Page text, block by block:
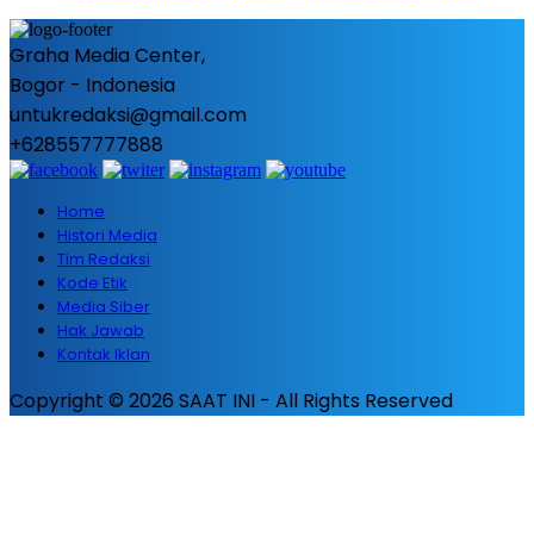
Graha Media Center,
Bogor - Indonesia
untukredaksi@gmail.com
+628557777888
Home
Histori Media
Tim Redaksi
Kode Etik
Media Siber
Hak Jawab
Kontak Iklan
Copyright © 2026 SAAT INI - All Rights Reserved